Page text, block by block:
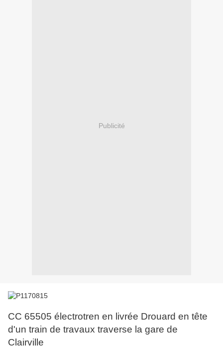
Publicité
CC 65505 électrotren en livrée Drouard en tête
d'un train de travaux traverse la gare de
Clairville